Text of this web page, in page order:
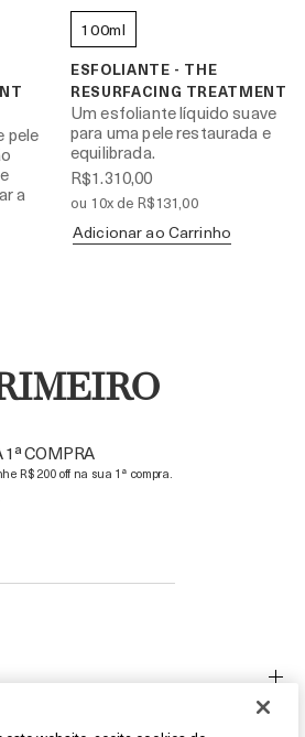
pele
a
100ml
ESFOLIANTE - THE
RESURFACING TREATMENT
Um esfoliante líquido suave
para uma pele restaurada e
equilibrada.
R$1.310,00
ou 10x de R$131,00
Adicionar ao Carrinho
1ª COMPRA
R$ 200 off na sua 1ª compra.